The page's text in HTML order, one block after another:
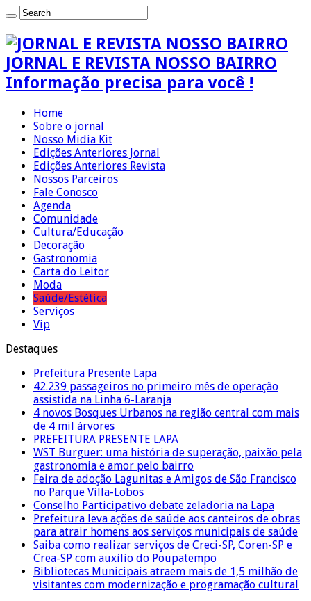
JORNAL E REVISTA NOSSO BAIRRO
Informação precisa para você !
Home
Sobre o jornal
Nosso Midia Kit
Edições Anteriores Jornal
Edições Anteriores Revista
Nossos Parceiros
Fale Conosco
Agenda
Comunidade
Cultura/Educação
Decoração
Gastronomia
Carta do Leitor
Moda
Saúde/Estética
Serviços
Vip
Destaques
Prefeitura Presente Lapa
42.239 passageiros no primeiro mês de operação
assistida na Linha 6-Laranja
4 novos Bosques Urbanos na região central com mais
de 4 mil árvores
PREFEITURA PRESENTE LAPA
WST Burguer: uma história de superação, paixão pela
gastronomia e amor pelo bairro
Feira de adoção Lagunitas e Amigos de São Francisco
no Parque Villa-Lobos
Conselho Participativo debate zeladoria na Lapa
Prefeitura leva ações de saúde aos canteiros de obras
para atrair homens aos serviços municipais de saúde
Saiba como realizar serviços de Creci-SP, Coren-SP e
Crea-SP com auxílio do Poupatempo
Bibliotecas Municipais atraem mais de 1,5 milhão de
visitantes com modernização e programação cultural